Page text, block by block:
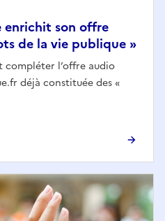
enrichit son offre
de la vie publique »
compléter l’offre audio
déjà constituée des «